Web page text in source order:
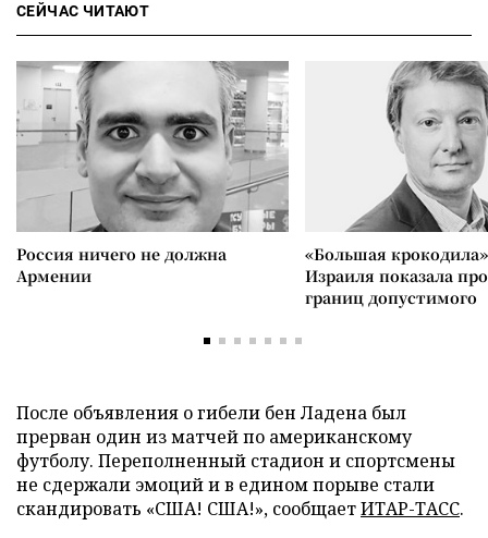
СЕЙЧАС ЧИТАЮТ
Россия ничего не должна
Армении
«Большая
Израиля показала
границ допустимого
После объявления о гибели бен Ладена был
прерван один из матчей по американскому
футболу. Переполненный стадион и спортсмены
не сдержали эмоций и в едином порыве стали
скандировать «США! США!», сообщаетИТАР-ТАСС.